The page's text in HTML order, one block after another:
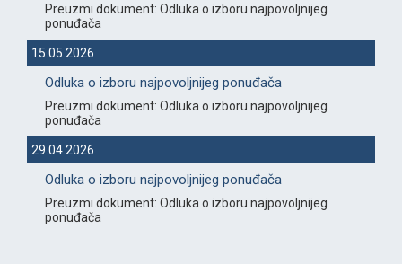
Preuzmi dokument: Odluka o izboru najpovoljnijeg
ponuđača
15.05.2026
Odluka o izboru najpovoljnijeg ponuđača
Preuzmi dokument: Odluka o izboru najpovoljnijeg
ponuđača
29.04.2026
Odluka o izboru najpovoljnijeg ponuđača
Preuzmi dokument: Odluka o izboru najpovoljnijeg
ponuđača